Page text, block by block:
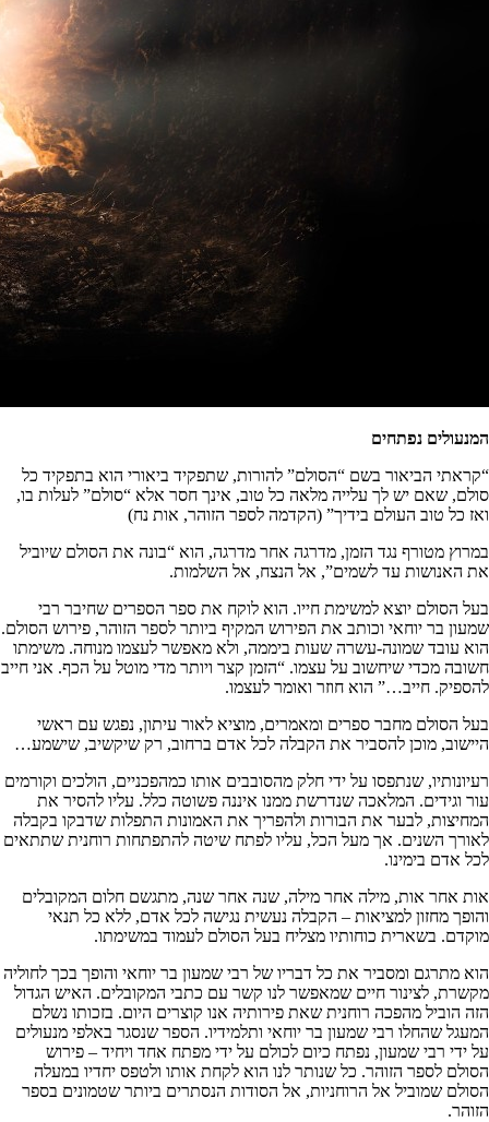
המנעולים נפתחים
“קראתי הביאור בשם “הסולם” להורות, שתפקיד ביאורי הוא בתפקיד כל
סולם, שאם יש לך עלייה מלאה כל טוב, אינך חסר אלא “סולם” לעלות בו,
ואז כל טוב העולם בידיך” (הקדמה לספר הזוהר, אות נח)
במרוץ מטורף נגד הזמן, מדרגה אחר מדרגה, הוא “בונה את הסולם שיוביל
את האנושות עד לשמים”, אל הנצח, אל השלמות.
בעל הסולם יוצא למשימת חייו. הוא לוקח את ספר הספרים שחיבר רבי
שמעון בר יוחאי וכותב את הפירוש המקיף ביותר לספר הזוהר, פירוש הסולם.
הוא עובד שמונה-עשרה שעות ביממה, ולא מאפשר לעצמו מנוחה. משימתו
חשובה מכדי שיחשוב על עצמו. “הזמן קצר ויותר מדי מוטל על הכף. אני חייב
להספיק. חייב…” הוא חוזר ואומר לעצמו.
בעל הסולם מחבר ספרים ומאמרים, מוציא לאור עיתון, נפגש עם ראשי
היישוב, מוכן להסביר את הקבלה לכל אדם ברחוב, רק שיקשיב, שישמע…
רעיונותיו, שנתפסו על ידי חלק מהסובבים אותו כמהפכניים, הולכים וקורמים
עור וגידים. המלאכה שנדרשת ממנו איננה פשוטה כלל. עליו להסיר את
המחיצות, לבער את הבורות ולהפריך את האמונות התפלות שדבקו בקבלה
לאורך השנים. אך מעל הכל, עליו לפתח שיטה להתפתחות רוחנית שתתאים
לכל אדם בימינו.
אות אחר אות, מילה אחר מילה, שנה אחר שנה, מתגשם חלום המקובלים
והופך מחזון למציאות – הקבלה נעשית נגישה לכל אדם, ללא כל תנאי
מוקדם. בשארית כוחותיו מצליח בעל הסולם לעמוד במשימתו.
הוא מתרגם ומסביר את כל דבריו של רבי שמעון בר יוחאי והופך בכך לחוליה
מקשרת, לצינור חיים שמאפשר לנו קשר עם כתבי המקובלים. האיש הגדול
הזה הוביל מהפכה רוחנית שאת פירותיה אנו קוצרים היום. בזכותו נשלם
המעגל שהחלו רבי שמעון בר יוחאי ותלמידיו. הספר שנסגר באלפי מנעולים
על ידי רבי שמעון, נפתח כיום לכולם על ידי מפתח אחד ויחיד – פירוש
הסולם לספר הזוהר. כל שנותר לנו הוא לקחת אותו ולטפס יחדיו במעלה
הסולם שמוביל אל הרוחניות, אל הסודות הנסתרים ביותר שטמונים בספר
הזוהר.